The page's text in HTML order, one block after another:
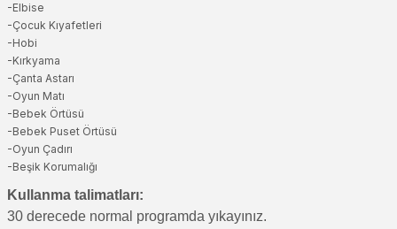
-Elbise
-Çocuk Kıyafetleri
-Hobi
-Kırkyama
-Çanta Astarı
-Oyun Matı
-Bebek Örtüsü
-Bebek Puset Örtüsü
-Oyun Çadırı
-Beşik Korumalığı
Kullanma talimatları:
30 derecede normal programda yıkayınız.